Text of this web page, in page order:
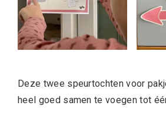
Deze twee speurtochten voor
heel goed samen te voegen tot